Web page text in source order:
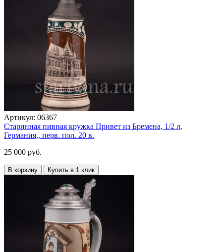
Артикул: 06367
Старинная пивная кружка Привет из Бремена, 1/2 л,
Германия,, перв. пол. 20 в.
25 000 руб.
В корзину Купить в 1 клик